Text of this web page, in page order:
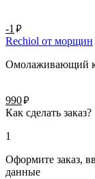
-1 руб.
Rechiol от морщин
Омолаживающий
990руб.
Как сделать заказ?
1
Оформите заказ,
данные